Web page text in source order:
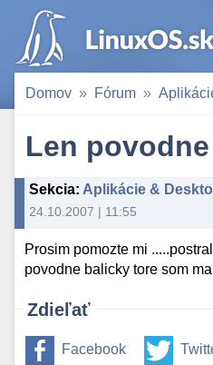
Domov Fórum
Len
Sekcia: Aplikácie &
24.10.2007 | 11:55
Prosim pomozte mi
povodne balicky tore som
Zdieľať
Facebook